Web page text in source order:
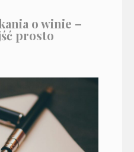
o winie –
prosto